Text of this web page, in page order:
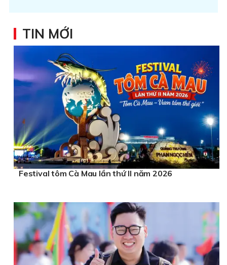
TIN MỚI
Festival tôm Cà Mau lần thứ II năm 2026